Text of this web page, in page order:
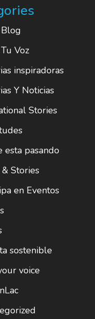
Voz
inspiradoras
Y Noticias
Stories
esta pasando
Stories
en Eventos
sostenible
voice